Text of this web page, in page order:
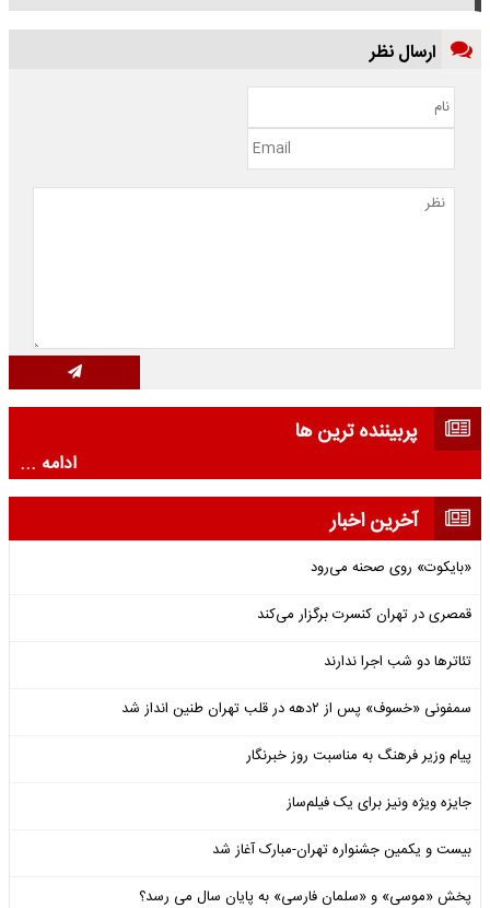
ارسال نظر
پربیننده ترین ها
ادامه ...
آخرین اخبار
«بایکوت» روی صحنه می‌رود
قمصری در تهران کنسرت برگزار می‌کند
تئاترها دو شب اجرا ندارند
سمفونی «خسوف» پس از ۲دهه در قلب تهران طنین انداز شد
پیام وزیر فرهنگ به مناسبت روز خبرنگار
جایزه ویژه ونیز برای یک فیلم‌ساز
بیست و یکمین جشنواره تهران-مبارک آغاز شد
پخش «موسی» و «سلمان فارسی» به پایان سال می رسد؟